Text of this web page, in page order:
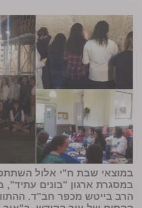
במוצאי שבת ח"י אלול
במסגרת ארגון "בונים עתיד",
הרב בייטש מכפר חב"ד.